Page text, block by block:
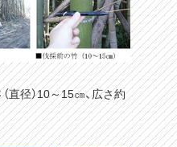
直径）10～15㎝、広さ約